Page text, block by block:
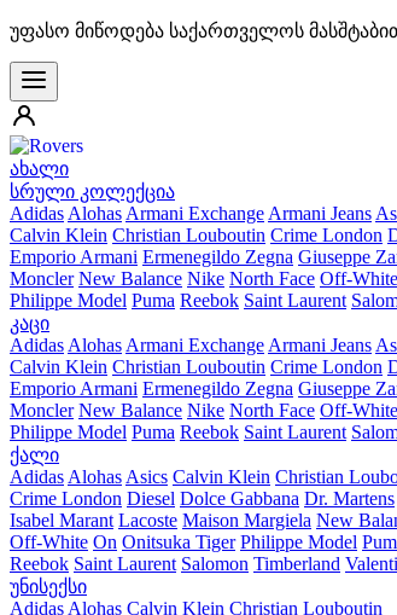
უფასო მიწოდება საქართველოს
ახალი
სრული კოლექცია
Adidas Alohas Armani Exchange Armani Jeans
Calvin Klein Christian Louboutin Crime London
Emporio Armani Ermenegildo Zegna Giuseppe
Moncler New Balance Nike North Face Off-White
Philippe Model Puma Reebok Saint Laurent
კაცი
Adidas Alohas Armani Exchange Armani Jeans
Calvin Klein Christian Louboutin Crime London
Emporio Armani Ermenegildo Zegna Giuseppe
Moncler New Balance Nike North Face Off-White
Philippe Model Puma Reebok Saint Laurent
ქალი
Adidas Alohas Asics Calvin Klein Christian
Crime London Diesel Dolce Gabbana Dr. Martens
Isabel Marant Lacoste Maison Margiela New
Off-White On Onitsuka Tiger Philippe Model
Reebok Saint Laurent Salomon Timberland
უნისექსი
Adidas Alohas Calvin Klein Christian Louboutin